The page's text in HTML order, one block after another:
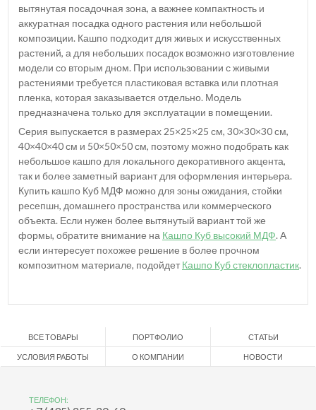
вытянутая посадочная зона, а важнее компактность и
аккуратная посадка одного растения или небольшой
композиции. Кашпо подходит для живых и искусственных
растений, а для небольших посадок возможно изготовление
модели со вторым дном. При использовании с живыми
растениями требуется пластиковая вставка или плотная
пленка, которая заказывается отдельно. Модель
предназначена только для эксплуатации в помещении.
Серия выпускается в размерах 25×25×25 см, 30×30×30 см,
40×40×40 см и 50×50×50 см, поэтому можно подобрать как
небольшое кашпо для локального декоративного акцента,
так и более заметный вариант для оформления интерьера.
Купить кашпо Куб МДФ можно для зоны ожидания, стойки
ресепшн, домашнего пространства или коммерческого
объекта. Если нужен более вытянутый вариант той же
формы, обратите внимание на Кашпо Куб высокий МДФ. А
если интересует похожее решение в более прочном
композитном материале, подойдет Кашпо Куб стеклопластик.
ВСЕ ТОВАРЫ ПОРТФОЛИО СТАТЬИ
УСЛОВИЯ РАБОТЫ О КОМПАНИИ НОВОСТИ
ТЕЛЕФОН: